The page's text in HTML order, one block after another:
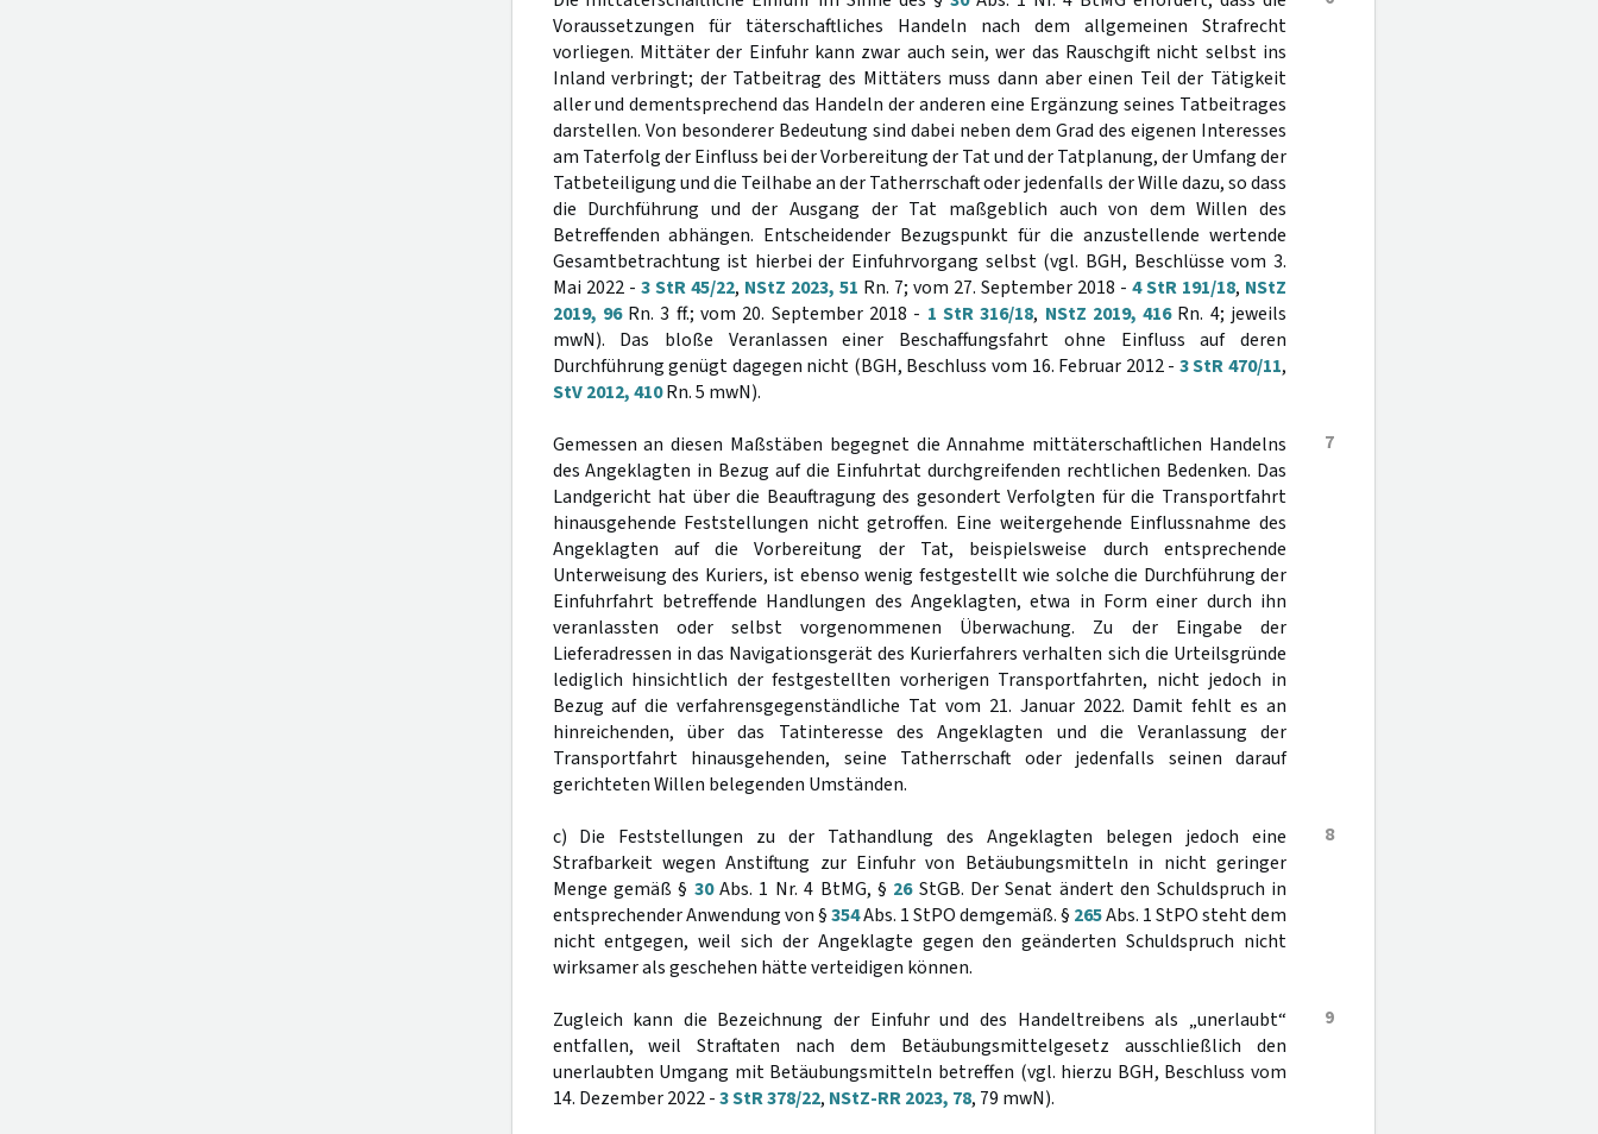
Voraussetzungen für täterschaftliches Handeln nach dem allgemeinen Strafrecht
vorliegen. Mittäter der Einfuhr kann zwar auch sein, wer das Rauschgift nicht selbst ins
Inland verbringt; der Tatbeitrag des Mittäters muss dann aber einen Teil der Tätigkeit
aller und dementsprechend das Handeln der anderen eine Ergänzung seines Tatbeitrages
darstellen. Von besonderer Bedeutung sind dabei neben dem Grad des eigenen Interesses
am Taterfolg der Einfluss bei der Vorbereitung der Tat und der Tatplanung, der Umfang der
Tatbeteiligung und die Teilhabe an der Tatherrschaft oder jedenfalls der Wille dazu, so dass
die Durchführung und der Ausgang der Tat maßgeblich auch von dem Willen des
Betreffenden abhängen. Entscheidender Bezugspunkt für die anzustellende wertende
Gesamtbetrachtung ist hierbei der Einfuhrvorgang selbst (vgl. BGH, Beschlüsse vom 3.
Mai 2022 - 3 StR 45/22, NStZ 2023, 51 Rn. 7; vom 27. September 2018 - 4 StR 191/18, NStZ
2019, 96Rn. 3 ff.; vom 20. September 2018 - 1 StR 316/18, NStZ 2019, 416Rn. 4; jeweils
mwN). Das bloße Veranlassen einer Beschaffungsfahrt ohne Einfluss auf deren
Durchführung genügt dagegen nicht (BGH, Beschluss vom 16. Februar 2012 - 3 StR 470/11,
StV 2012, 410Rn. 5 mwN).
7
Gemessen an diesen Maßstäben begegnet die Annahme mittäterschaftlichen Handelns
des Angeklagten in Bezug auf die Einfuhrtat durchgreifenden rechtlichen Bedenken. Das
Landgericht hat über die Beauftragung des gesondert Verfolgten für die Transportfahrt
hinausgehende Feststellungen nicht getroffen. Eine weitergehende Einflussnahme des
Angeklagten auf die Vorbereitung der Tat, beispielsweise durch entsprechende
Unterweisung des Kuriers, ist ebenso wenig festgestellt wie solche die Durchführung der
Einfuhrfahrt betreffende Handlungen des Angeklagten, etwa in Form einer durch ihn
veranlassten oder selbst vorgenommenen Überwachung. Zu der Eingabe der
Lieferadressen in das Navigationsgerät des Kurierfahrers verhalten sich die Urteilsgründe
lediglich hinsichtlich der festgestellten vorherigen Transportfahrten, nicht jedoch in
Bezug auf die verfahrensgegenständliche Tat vom 21. Januar 2022. Damit fehlt es an
hinreichenden, über das Tatinteresse des Angeklagten und die Veranlassung der
Transportfahrt hinausgehenden, seine Tatherrschaft oder jedenfalls seinen darauf
gerichteten Willen belegenden Umständen.
8
c) Die Feststellungen zu der Tathandlung des Angeklagten belegen jedoch eine
Strafbarkeit wegen Anstiftung zur Einfuhr von Betäubungsmitteln in nicht geringer
Menge gemäß § 30Abs. 1 Nr. 4 BtMG, § 26StGB. Der Senat ändert den Schuldspruch in
entsprechender Anwendung von §354Abs. 1 StPO demgemäß. § 265Abs. 1 StPO steht dem
nicht entgegen, weil sich der Angeklagte gegen den geänderten Schuldspruch nicht
wirksamer als geschehen hätte verteidigen können.
9
Zugleich kann die Bezeichnung der Einfuhr und des Handeltreibens als „unerlaubt“
entfallen, weil Straftaten nach dem Betäubungsmittelgesetz ausschließlich den
unerlaubten Umgang mit Betäubungsmitteln betreffen (vgl. hierzu BGH, Beschluss vom
14. Dezember 2022 -3 StR 378/22, NStZ-RR 2023, 78, 79 mwN).